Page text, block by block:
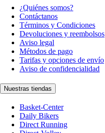
¿Quiénes somos?
Contáctanos
Términos y Condiciones
Devoluciones y reembolsos
Aviso legal
Métodos de pago
Tarifas y opciones de envío
Aviso de confidencialidad
Nuestras tiendas
Basket-Center
Daily Bikers
Direct Running